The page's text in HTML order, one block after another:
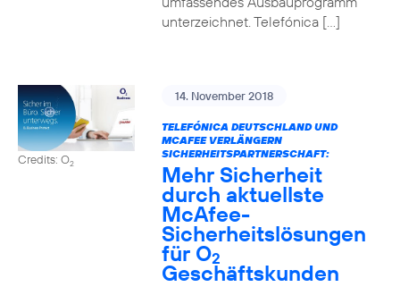
unterzeichnet. Telefónica […]
Credits: O2
14. November 2018
TELEFÓNICA DEUTSCHLAND UND
MCAFEE VERLÄNGERN
SICHERHEITSPARTNERSCHAFT:
Mehr Sicherheit
durch aktuellste
McAfee-
Sicherheitslösungen
für O2
Geschäftskunden